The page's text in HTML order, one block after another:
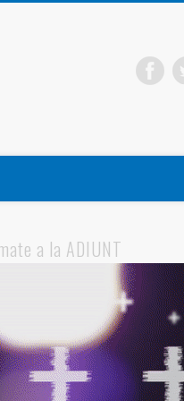
a la ADIUNT